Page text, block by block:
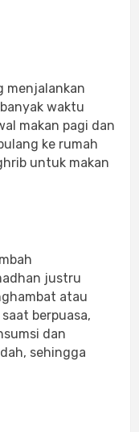
menjalankan
waktu
makan pagi dan
ke rumah
untuk makan
justru
atau
berpuasa,
dan
sehingga